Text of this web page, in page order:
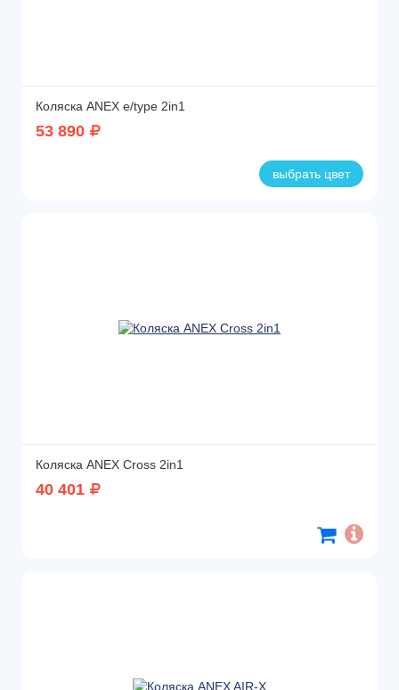
Коляска ANEX e/type 2in1
53 890
выбрать цвет
Коляска ANEX Cross 2in1
40 401